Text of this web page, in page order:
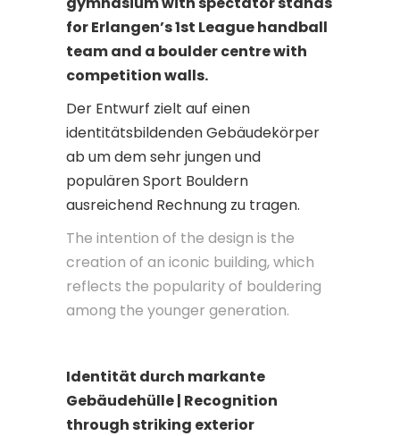
for Erlangen’s 1st League handball
team and a boulder centre with
competition walls.
Der Entwurf zielt auf einen
identitätsbildenden Gebäudekörper
ab um dem sehr jungen und
populären Sport Bouldern
ausreichend Rechnung zu tragen.
The intention of the design is the
creation of an iconic building, which
reflects the popularity of bouldering
among the younger generation.
Identität durch markante
Gebäudehülle | Recognition
through striking exterior